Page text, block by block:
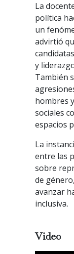
La
política
un
advirtió
y
También
hombres
sociales
espacios
La
entre las
sobre
de
avanzar
inclusiva.
Video